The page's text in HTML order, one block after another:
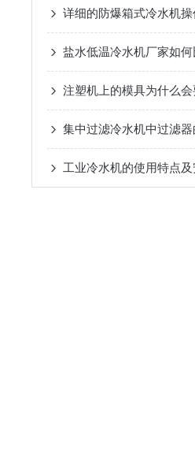
盐水低温冷水机厂家如
工业冷水机的使用特点